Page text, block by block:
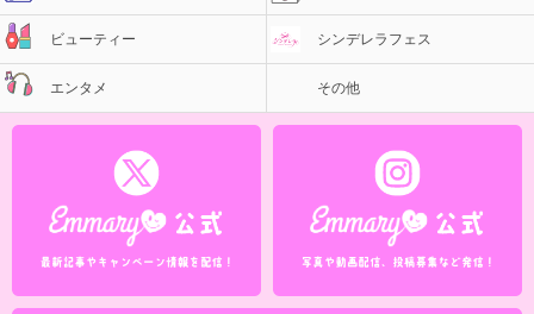
ビューティー シンデレラフェス
エンタメ その他